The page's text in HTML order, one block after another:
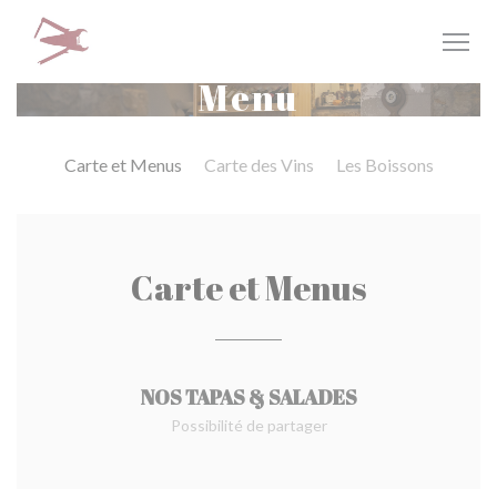
Panel pro správu cookies
Menu
Carte et Menus Carte des Vins Les Boissons
Carte et Menus
NOS TAPAS & SALADES
Possibilité de partager